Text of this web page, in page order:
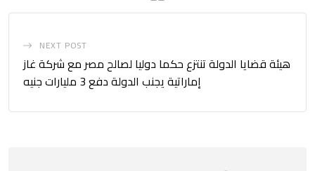
NEXT POST
هيئة قضايا الدولة تنتزع حكما دوليا لصالح مصر مع شركة غاز
إماراتية يجنب الدولة دفع 3 مليارات جنيه